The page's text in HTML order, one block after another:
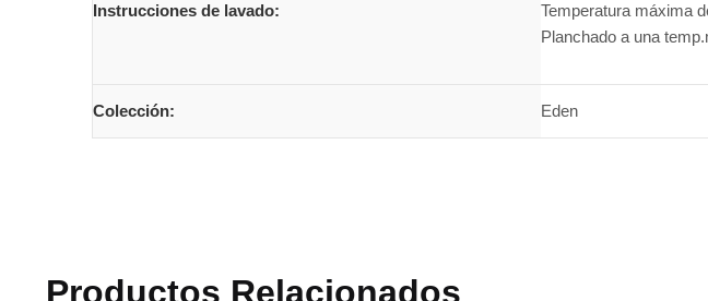
Instrucciones de lavado:
Temperatura máxima
Planchado a una
Colección: Eden
Productos Relacionados